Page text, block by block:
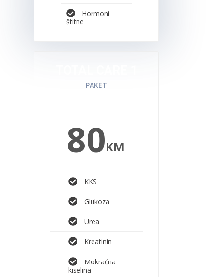
Hormoni
štitne
PAKET
80KM
KKS
Glukoza
Urea
Kreatinin
Mokraćna
kiselina